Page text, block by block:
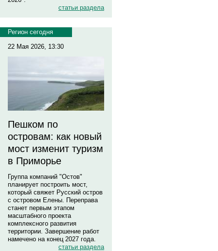
статьи раздела
Регион сегодня
22 Мая 2026, 13:30
Пешком по
островам: как новый
мост изменит туризм
в Приморье
Группа компаний "Остов"
планирует построить мост,
который свяжет Русский остров
с островом Елены. Переправа
станет первым этапом
масштабного проекта
комплексного развития
территории. Завершение работ
намечено на конец 2027 года.
статьи раздела